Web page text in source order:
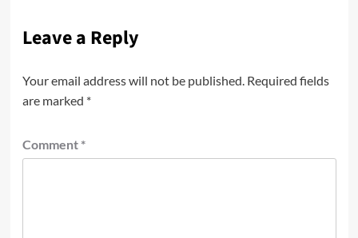
Leave a Reply
Your email address will not be published. Required fields
are marked *
Comment *